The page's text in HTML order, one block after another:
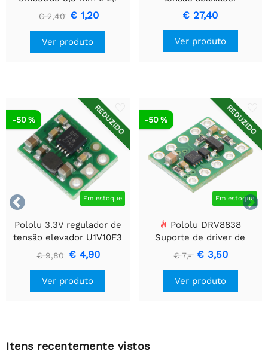
mm - 5 peças
€ 2,40 € 1,20
Ver produto
D24V22F5
€ 27,40
Ver produto


REDUZIDO
Em estoque
-50 %
Pololu 3.3V regulador de
tensão elevador U1V10F3
€ 9,80 € 4,90
Ver produto
REDUZIDO
Em estoque
-50 %
Pololu DRV8838
Suporte de driver de
motor CC escovado
simples
€ 7,- € 3,50
Ver produto
Itens recentemente vistos